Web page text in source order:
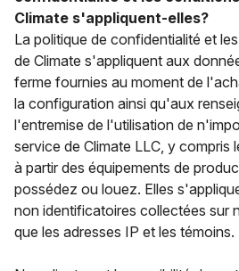
Climate s'appliquent-elles?
La politique de confidentialité et
de Climate s'appliquent aux
ferme fournies au moment de
la configuration ainsi qu'aux
l'entremise de l'utilisation de
service de Climate LLC, y compris
à partir des équipements de
possédez ou louez. Elles
non identificatoires collectées sur
que les adresses IP et les témoins.